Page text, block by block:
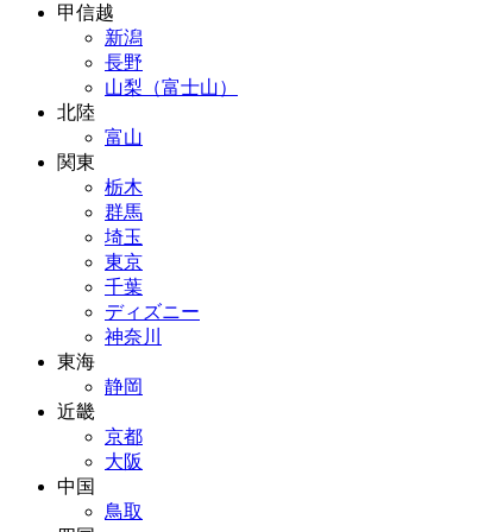
甲信越
新潟
長野
山梨（富士山）
北陸
富山
関東
栃木
群馬
埼玉
東京
千葉
ディズニー
神奈川
東海
静岡
近畿
京都
大阪
中国
鳥取